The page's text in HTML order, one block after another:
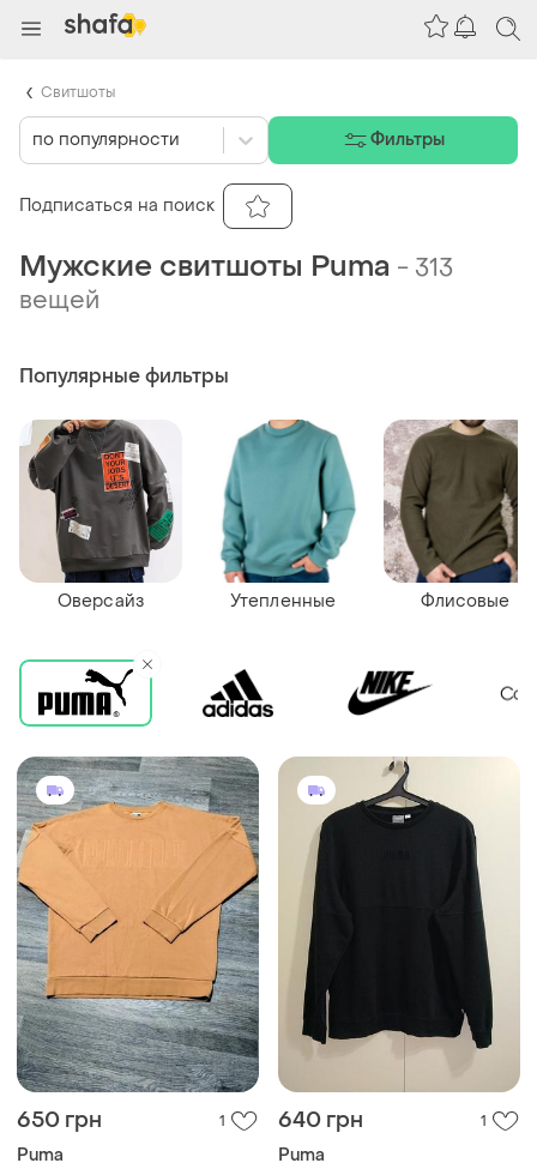
Мужские свитшоты Puma - 313
вещей
650 грн 1
Puma
640 грн 1
Puma
Популярные фильтры
Оверсайз Утепленные Флисовые
по популярности Фильтры
Подписаться на поиск
Свитшоты